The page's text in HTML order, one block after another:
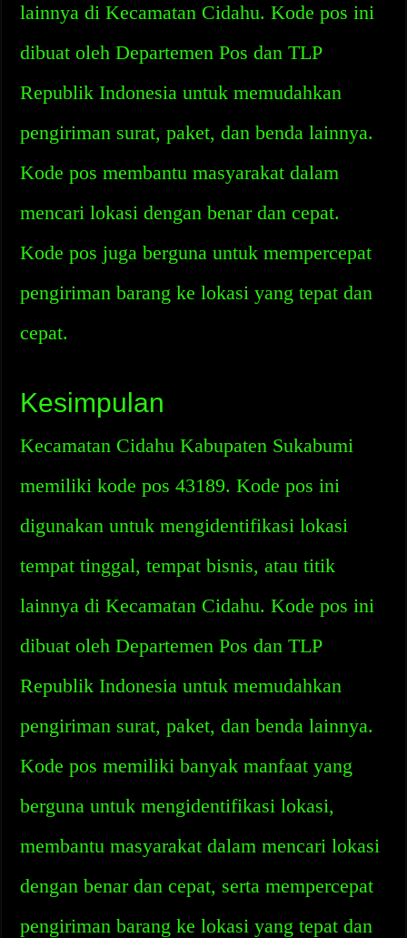
lainnya di Kecamatan Cidahu. Kode pos ini
dibuat oleh Departemen Pos dan TLP
Republik Indonesia untuk memudahkan
pengiriman surat, paket, dan benda lainnya.
Kode pos membantu masyarakat dalam
mencari lokasi dengan benar dan cepat.
Kode pos juga berguna untuk mempercepat
pengiriman barang ke lokasi yang tepat dan
cepat.
Kesimpulan
Kecamatan Cidahu Kabupaten Sukabumi
memiliki kode pos 43189. Kode pos ini
digunakan untuk mengidentifikasi lokasi
tempat tinggal, tempat bisnis, atau titik
lainnya di Kecamatan Cidahu. Kode pos ini
dibuat oleh Departemen Pos dan TLP
Republik Indonesia untuk memudahkan
pengiriman surat, paket, dan benda lainnya.
Kode pos memiliki banyak manfaat yang
berguna untuk mengidentifikasi lokasi,
membantu masyarakat dalam mencari lokasi
dengan benar dan cepat, serta mempercepat
pengiriman barang ke lokasi yang tepat dan